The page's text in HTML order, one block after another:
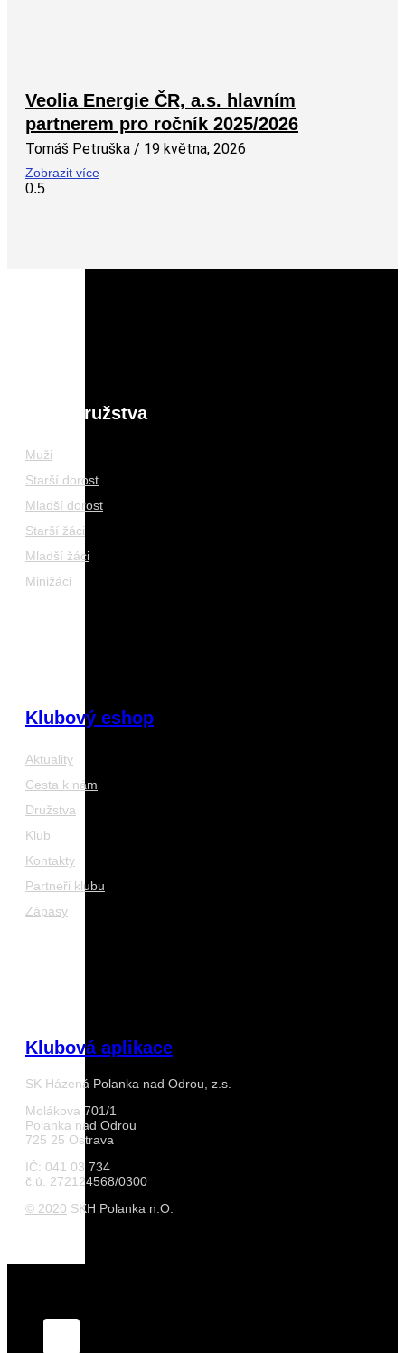
Veolia Energie ČR, a.s. hlavním
partnerem pro ročník 2025/2026
Tomáš Petruška 19 května, 2026
Zobrazit více
Naše družstva
Muži
Starší dorost
Mladší dorost
Starší žáci
Mladší žáci
Minižáci
Klubový eshop
Aktuality
Cesta k nám
Družstva
Klub
Kontakty
Partneři klubu
Zápasy
Klubová aplikace
SK Házená Polanka nad Odrou, z.s.
Molákova 701/1
Polanka nad Odrou
725 25 Ostrava
IČ: 041 03 734
č.ú. 272124568/0300
© 2020 SKH Polanka n.O.